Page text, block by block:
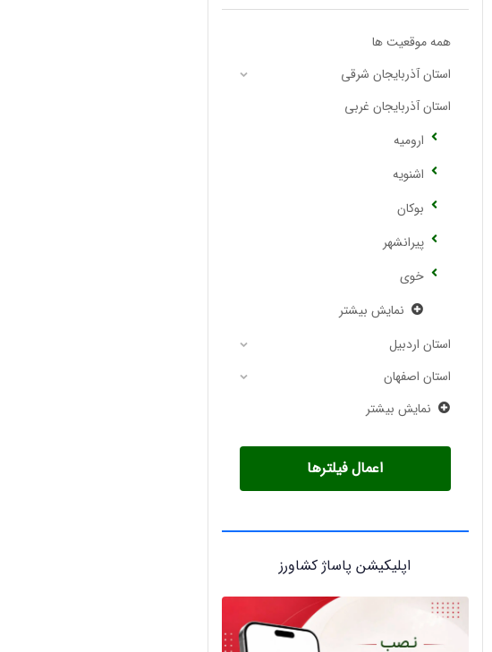
همه موقعیت ها
استان آذربایجان شرقی
استان آذربایجان غربی
ارومیه
اشنویه
بوکان
پیرانشهر
خوی
نمایش بیشتر
استان اردبیل
استان اصفهان
نمایش بیشتر
اعمال فیلترها
اپلیکیشن پاساژ کشاورز